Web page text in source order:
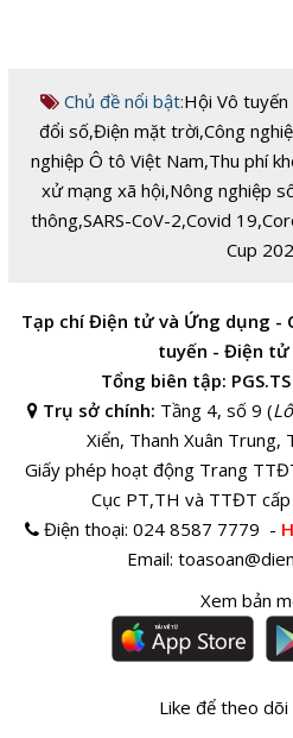
Chủ đề nổi bật:Hội Vô
đổi số,Điện mặt trời,Công
nghiệp Ô tô Việt Nam,Thu phí
xử mạng xã hội,Nông nghiệp
thông,SARS-CoV-2,Covid 19,
Cup
Tạp chí Điện tử và Ứng dụng -
tuyến - Điện tử
Tổng biên tập:
Trụ sở chính: Tầng 4, số 9 (
Xiển, Thanh Xuân Trung,
Giấy phép hoạt động Trang
Cục PT,TH và TTĐT
Điện thoại:024 8587 7779 -
Email:
Xem bản
Like để theo dõi